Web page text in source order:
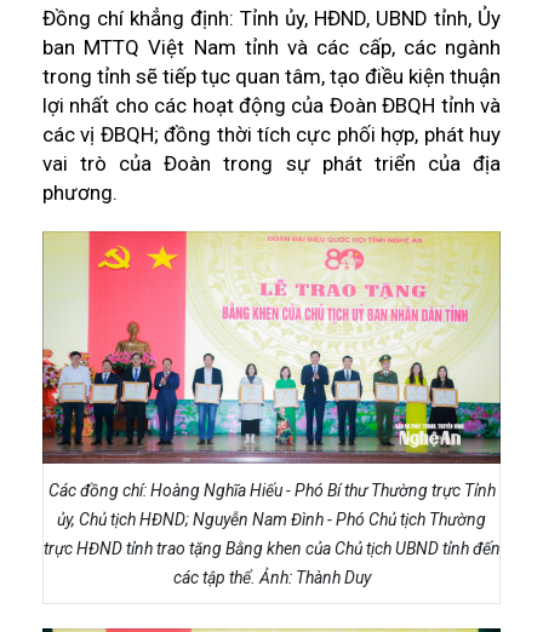
Đồng chí khẳng định: Tỉnh ủy, HĐND, UBND tỉnh, Ủy
ban MTTQ Việt Nam tỉnh và các cấp, các ngành
trong tỉnh sẽ tiếp tục quan tâm, tạo điều kiện thuận
lợi nhất cho các hoạt động của Đoàn ĐBQH tỉnh và
các vị ĐBQH; đồng thời tích cực phối hợp, phát huy
vai trò của Đoàn trong sự phát triển của địa
phương.
Các đồng chí: Hoàng Nghĩa Hiếu - Phó Bí thư Thường trực Tỉnh
ủy, Chủ tịch HĐND; Nguyễn Nam Đình - Phó Chủ tịch Thường
trực HĐND tỉnh trao tặng Bằng khen của Chủ tịch UBND tỉnh đến
các tập thể. Ảnh: Thành Duy